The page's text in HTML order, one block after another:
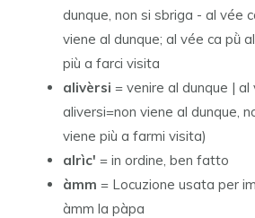
dunque, non si sbriga - al vée
viene al dunque; al vée ca pǜ
più a farci visita
alivèrsi = venire al dunque | al
aliversi=non viene al dunque,
viene più a farmi visita)
alrìc' = in ordine, ben fatto
àmm = Locuzione usata per
àmm la pàpa